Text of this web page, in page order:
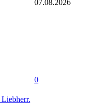
07.08.2026
0